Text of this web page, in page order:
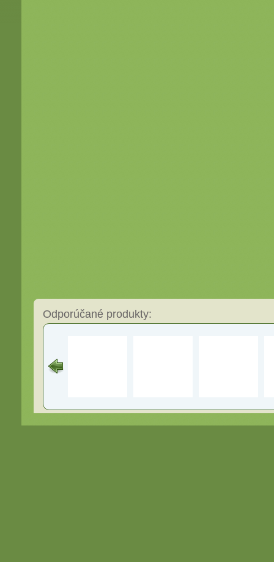
Odporúčané produkty: